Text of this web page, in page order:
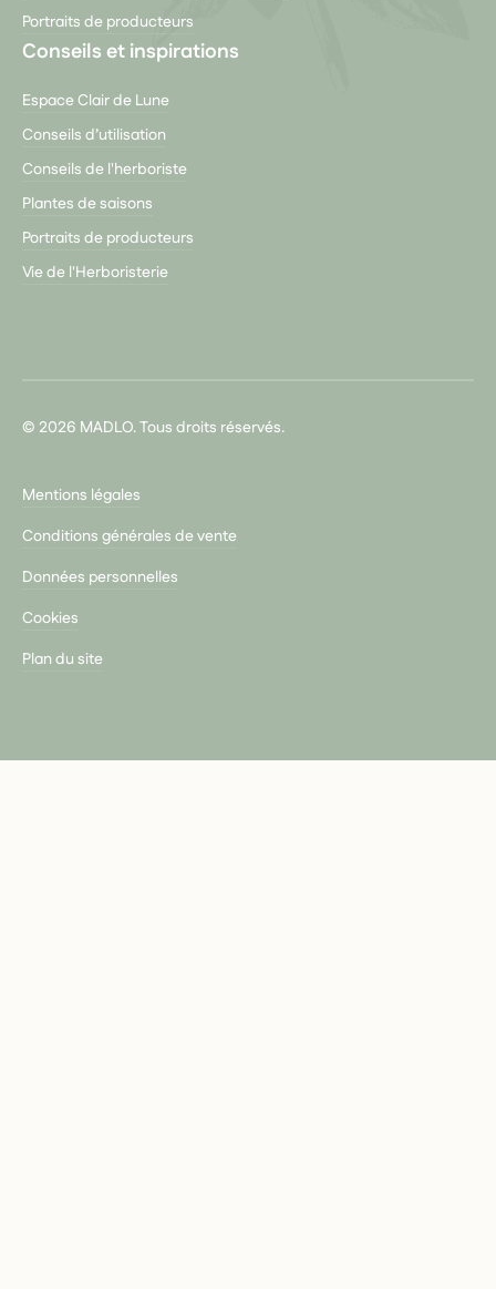
Portraits de producteurs
Conseils et inspirations
Espace Clair de Lune
Conseils d’utilisation
Conseils de l'herboriste
Plantes de saisons
Portraits de producteurs
Vie de l'Herboristerie
© 2026 MADLO. Tous droits réservés.
Mentions légales
Conditions générales de vente
Données personnelles
Cookies
Plan du site